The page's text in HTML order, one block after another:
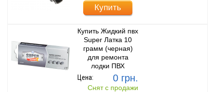
Купить
Купить Жидкий пвх
Super Латка 10
грамм (черная)
для ремонта
лодки ПВХ
Цена:
0 грн.
Снят с продажи